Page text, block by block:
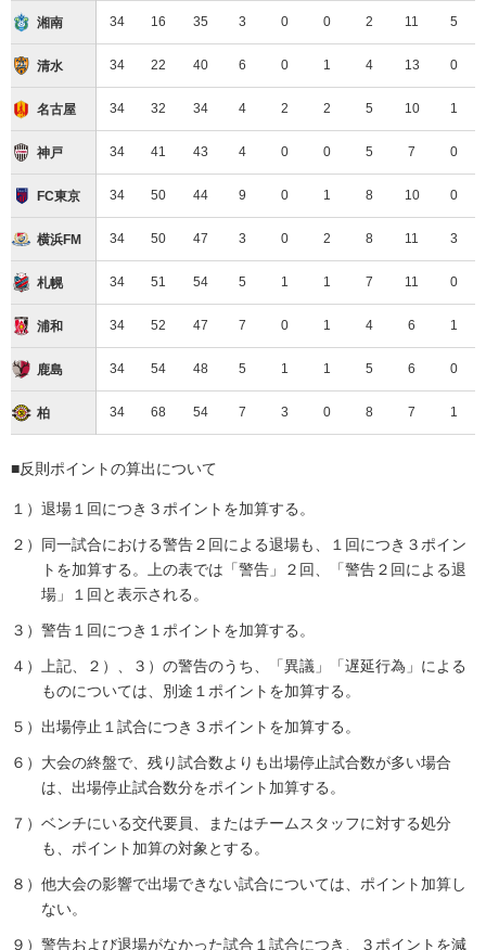
湘南ベルマーレ
湘南 34 16 35 3 0 0 2 11 5
清水エスパルス
清水 34 22 40 6 0 1 4 13 0
名古屋グランパス
名古屋 34 32 34 4 2 2 5 10 1
ヴィッセル神戸
神戸 34 41 43 4 0 0 5 7 0
ＦＣ東京
FC東京 34 50 44 9 0 1 8 10 0
横浜Ｆ・マリノス
横浜FM 34 50 47 3 0 2 8 11 3
北海道コンサドーレ札幌
札幌 34 51 54 5 1 1 7 11 0
浦和レッズ
浦和 34 52 47 7 0 1 4 6 1
鹿島アントラーズ
鹿島 34 54 48 5 1 1 5 6 0
柏レイソル
柏 34 68 54 7 3 0 8 7 1
■反則ポイントの算出について
１）退場１回につき３ポイントを加算する。
２）同一試合における警告２回による退場も、１回につき３ポイン
トを加算する。上の表では「警告」２回、「警告２回による退
場」１回と表示される。
３）警告１回につき１ポイントを加算する。
４）上記、２）、３）の警告のうち、「異議」「遅延行為」による
ものについては、別途１ポイントを加算する。
５）出場停止１試合につき３ポイントを加算する。
６）大会の終盤で、残り試合数よりも出場停止試合数が多い場合
は、出場停止試合数分をポイント加算する。
７）ベンチにいる交代要員、またはチームスタッフに対する処分
も、ポイント加算の対象とする。
８）他大会の影響で出場できない試合については、ポイント加算し
ない。
９）警告および退場がなかった試合１試合につき、３ポイントを減